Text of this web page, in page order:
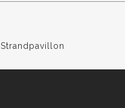
Strandpavillon